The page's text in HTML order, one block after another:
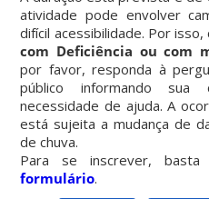
atividade pode envolver
difícil acessibilidade. Por
com Deficiência ou com
por favor, responda à
público informando
necessidade de ajuda. A
está sujeita a mudança de
de chuva.
Para se inscrever,
formulário.